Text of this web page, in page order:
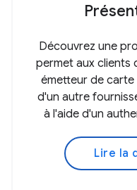
Découvrez une
permet aux clients
émetteur de
d'un autre
à l'aide d'un
Lire la